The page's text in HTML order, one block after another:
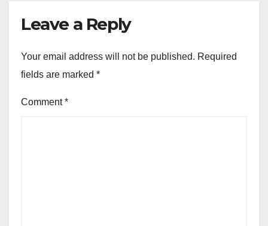
Leave a Reply
Your email address will not be published. Required
fields are marked *
Comment*